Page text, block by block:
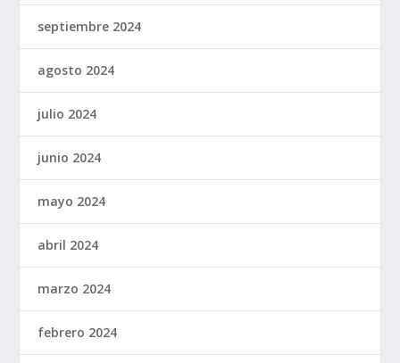
septiembre 2024
agosto 2024
julio 2024
junio 2024
mayo 2024
abril 2024
marzo 2024
febrero 2024